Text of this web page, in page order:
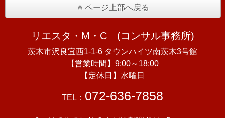
ページ上部へ戻る
リエスタ・M・C (コンサル事務所)
茨木市沢良宜西1-1-6 タウンハイツ南茨木3号館
【営業時間】9:00～18:00
【定休日】水曜日
TEL： 072-636-7858